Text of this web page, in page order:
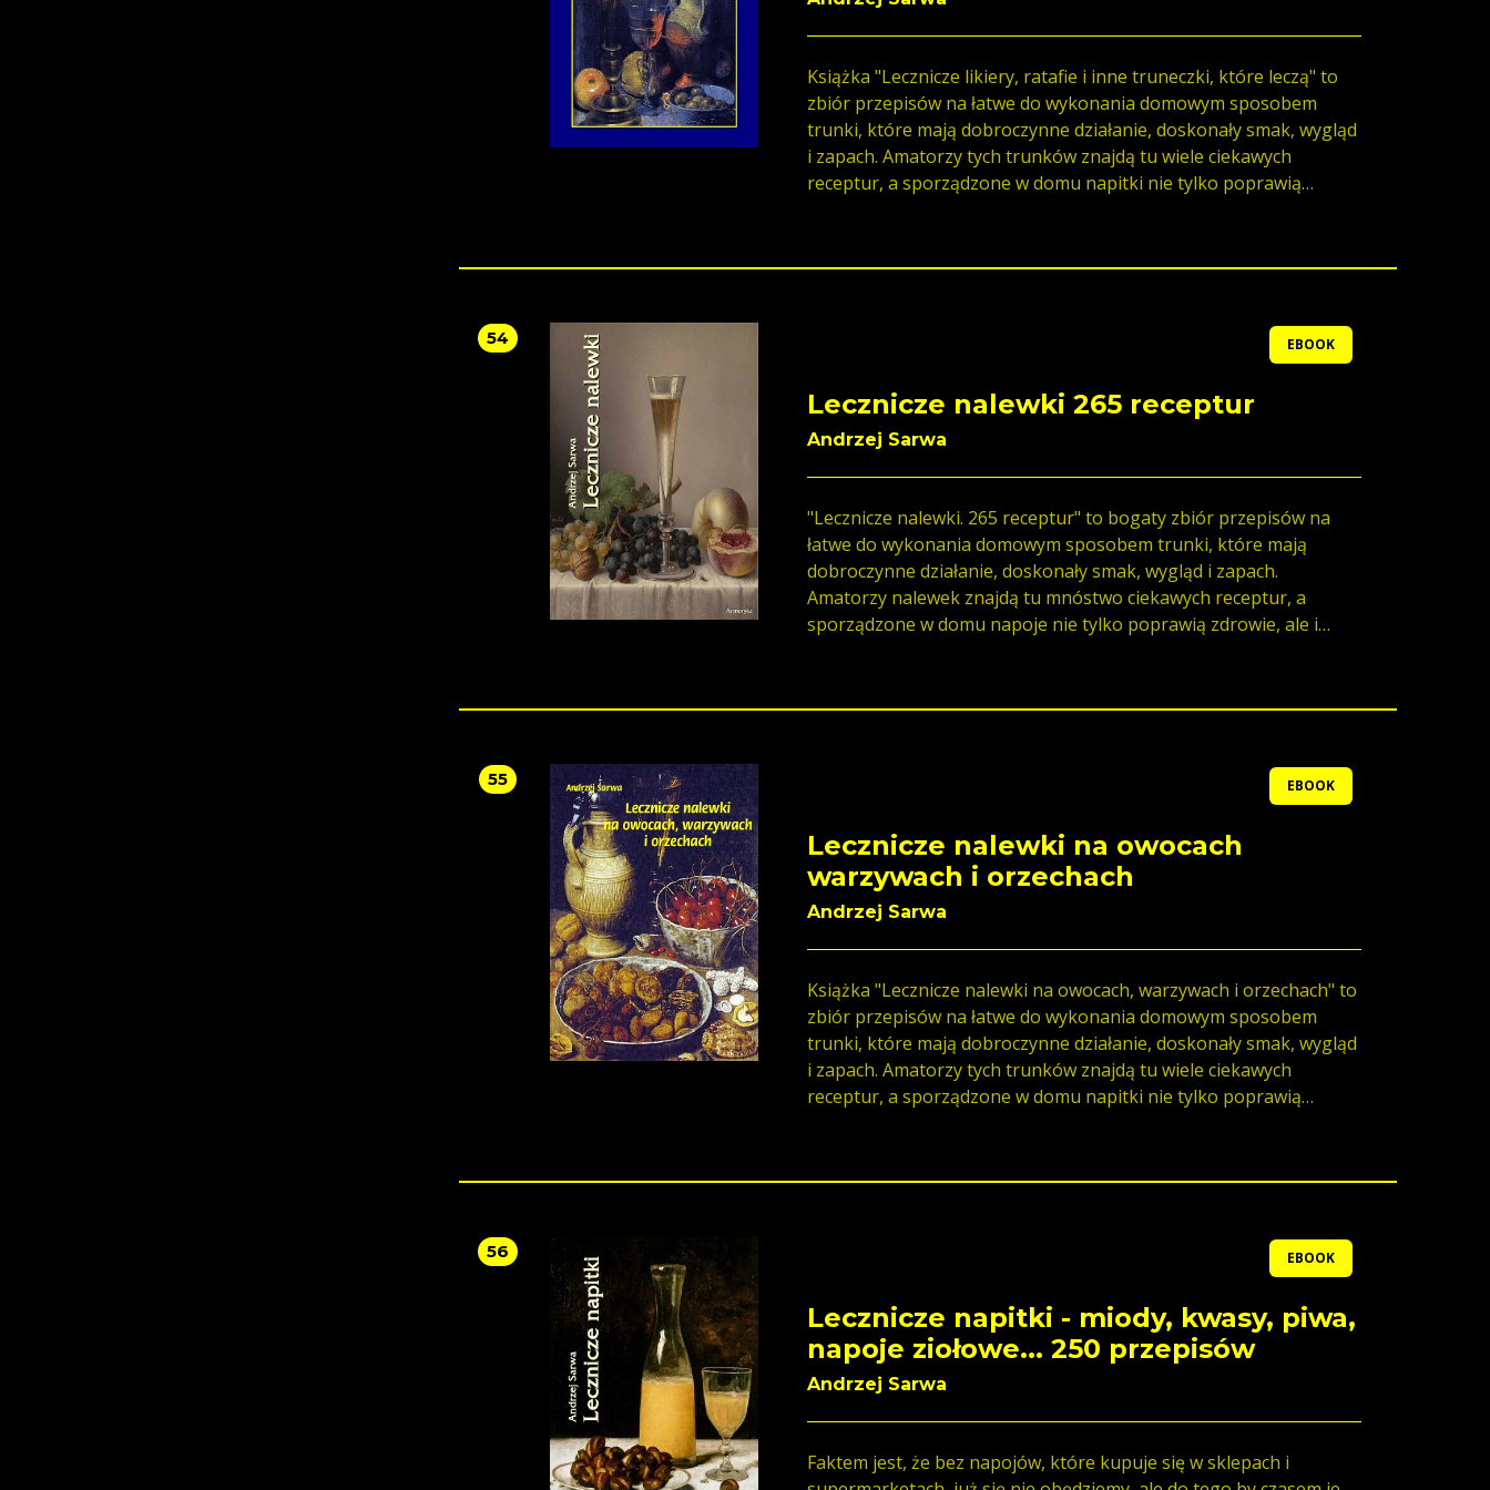
smakuję życie.
Książka "Lecznicze likiery, ratafie i inne truneczki, które leczą" to
zbiór przepisów na łatwe do wykonania domowym sposobem
trunki, które mają dobroczynne działanie, doskonały smak, wygląd
i zapach. Amatorzy tych trunków znajdą tu wiele ciekawych
receptur, a sporządzone w domu napitki nie tylko poprawią
54 EBOOK
Lecznicze nalewki 265 receptur
Andrzej Sarwa
"Lecznicze nalewki. 265 receptur" to bogaty zbiór przepisów na
łatwe do wykonania domowym sposobem trunki, które mają
dobroczynne działanie, doskonały smak, wygląd i zapach.
Amatorzy nalewek znajdą tu mnóstwo ciekawych receptur, a
sporządzone w domu napoje nie tylko poprawią zdrowie, ale i
55 EBOOK
Lecznicze nalewki na owocach
warzywach i orzechach
Andrzej Sarwa
Książka "Lecznicze nalewki na owocach, warzywach i orzechach" to
zbiór przepisów na łatwe do wykonania domowym sposobem
trunki, które mają dobroczynne działanie, doskonały smak, wygląd
i zapach. Amatorzy tych trunków znajdą tu wiele ciekawych
receptur, a sporządzone w domu napitki nie tylko poprawią
56 EBOOK
Lecznicze napitki - miody, kwasy, piwa,
napoje ziołowe... 250 przepisów
Andrzej Sarwa
Faktem jest, że bez napojów, które kupuje się w sklepach i